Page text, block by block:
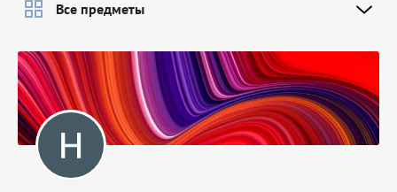
Все предметы